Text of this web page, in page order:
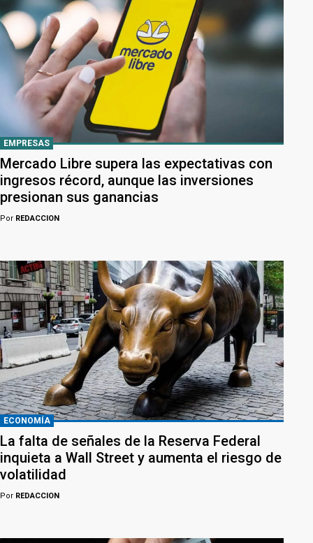
EMPRESAS
Mercado Libre supera las expectativas con
ingresos récord, aunque las inversiones
presionan sus ganancias
Por REDACCION
ECONOMÍA
La falta de señales de la Reserva Federal
inquieta a Wall Street y aumenta el riesgo de
volatilidad
Por REDACCION